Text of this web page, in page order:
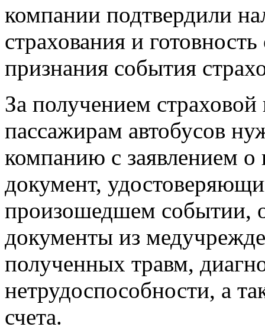
компании подтвердили
страхования и
признания события
За получением
пассажирам автобусов
компанию с заявлением о
документ,
произошедшем событии,
документы из
полученных травм,
нетрудоспособности, а
счета.